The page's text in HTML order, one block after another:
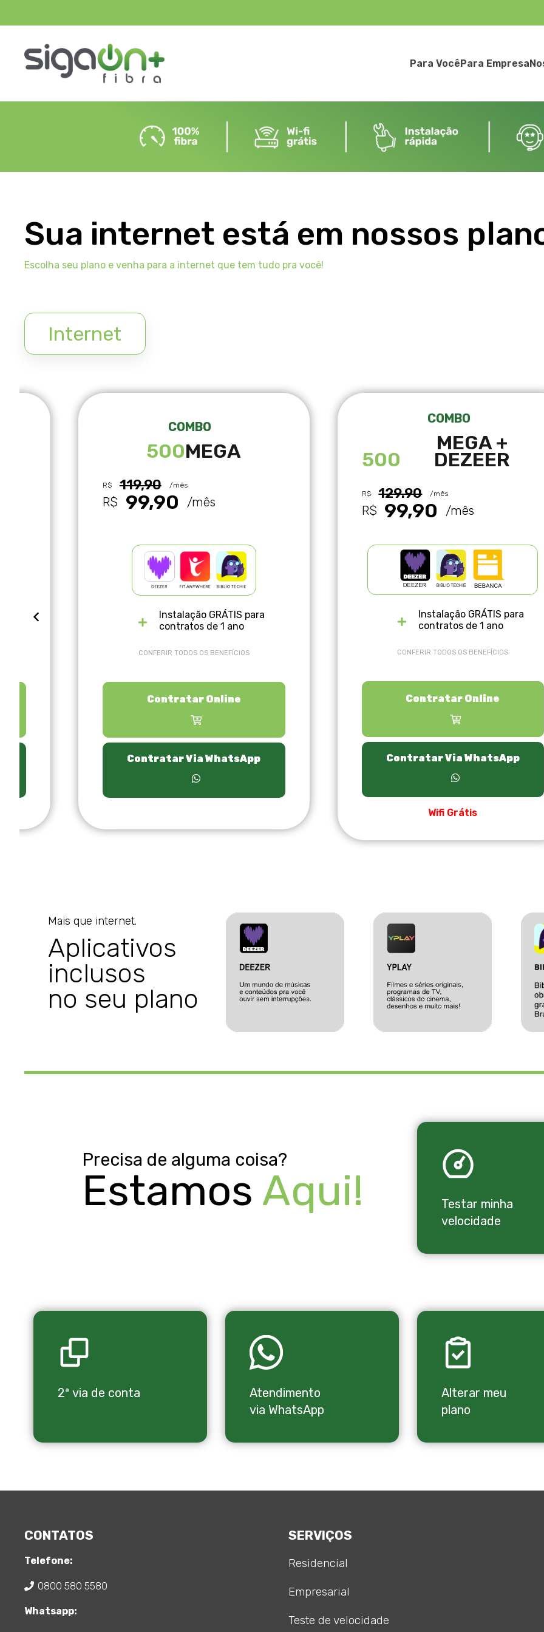
Para VocêPara Empresa
Sua internet está em nossos
Escolha seu plano e venha para a internet que tem tudo pra você!
Internet
COMBO
500MEGA
R$ 119,90 /mês
R$ 99,90 /mês
Instalação GRÁTIS para
contratos de 1 ano
CONFERIR TODOS OS BENEFÍCIOS
Contratar Online
Contratar Via WhatsApp
COMBO
500
MEGA +
DEZEER
R$ 129.90 /mês
R$ 99,90 /mês
Instalação GRÁTIS para
contratos de 1 ano
CONFERIR TODOS OS BENEFÍCIOS
Contratar Online
Contratar Via WhatsApp
Wifi Grátis
Mais que internet.
Aplicativos
inclusos
no seu plano
Precisa de alguma coisa?
Estamos Aqui!
Testar minha
velocidade
2ª via de conta
Atendimento
via WhatsApp
Alterar meu
plano
CONTATOS
Telefone:
0800 580 5580
Whatsapp:
SERVIÇOS
Residencial
Empresarial
Teste de velocidade